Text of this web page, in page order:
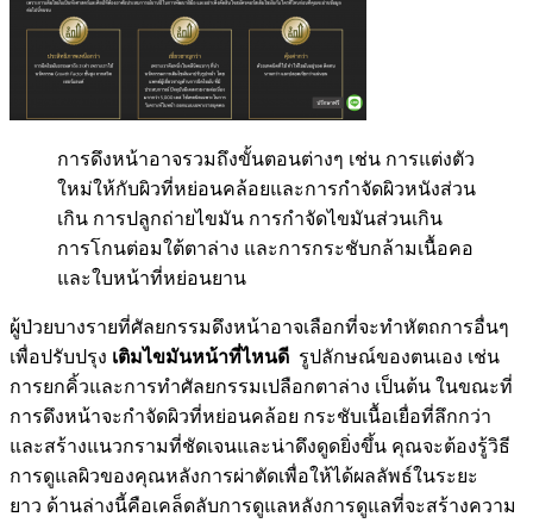
การดึงหน้าอาจรวมถึงขั้นตอนต่างๆ เช่น การแต่งตัว
ใหม่ให้กับผิวที่หย่อนคล้อยและการกำจัดผิวหนังส่วน
เกิน การปลูกถ่ายไขมัน การกำจัดไขมันส่วนเกิน
การโกนต่อมใต้ตาล่าง และการกระชับกล้ามเนื้อคอ
และใบหน้าที่หย่อนยาน
ผู้ป่วยบางรายที่ศัลยกรรมดึงหน้าอาจเลือกที่จะทำหัตถการอื่นๆ
เพื่อปรับปรุง เติมไขมันหน้าที่ไหนดี รูปลักษณ์ของตนเอง เช่น
การยกคิ้วและการทำศัลยกรรมเปลือกตาล่าง เป็นต้น ในขณะที่
การดึงหน้าจะกำจัดผิวที่หย่อนคล้อย กระชับเนื้อเยื่อที่ลึกกว่า
และสร้างแนวกรามที่ชัดเจนและน่าดึงดูดยิ่งขึ้น คุณจะต้องรู้วิธี
การดูแลผิวของคุณหลังการผ่าตัดเพื่อให้ได้ผลลัพธ์ในระยะ
ยาว ด้านล่างนี้คือเคล็ดลับการดูแลหลังการดูแลที่จะสร้างความ